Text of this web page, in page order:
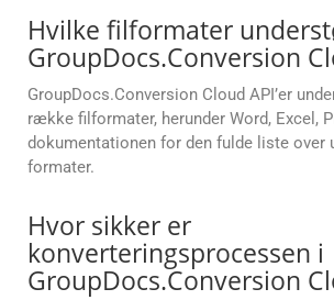
Hvilke filformater
GroupDocs.Conversion
GroupDocs.Conversion Cloud API’er
række filformater, herunder Word, Excel,
dokumentationen for den fulde liste over
formater.
Hvor sikker er
konverteringsprocessen i
GroupDocs.Conversion